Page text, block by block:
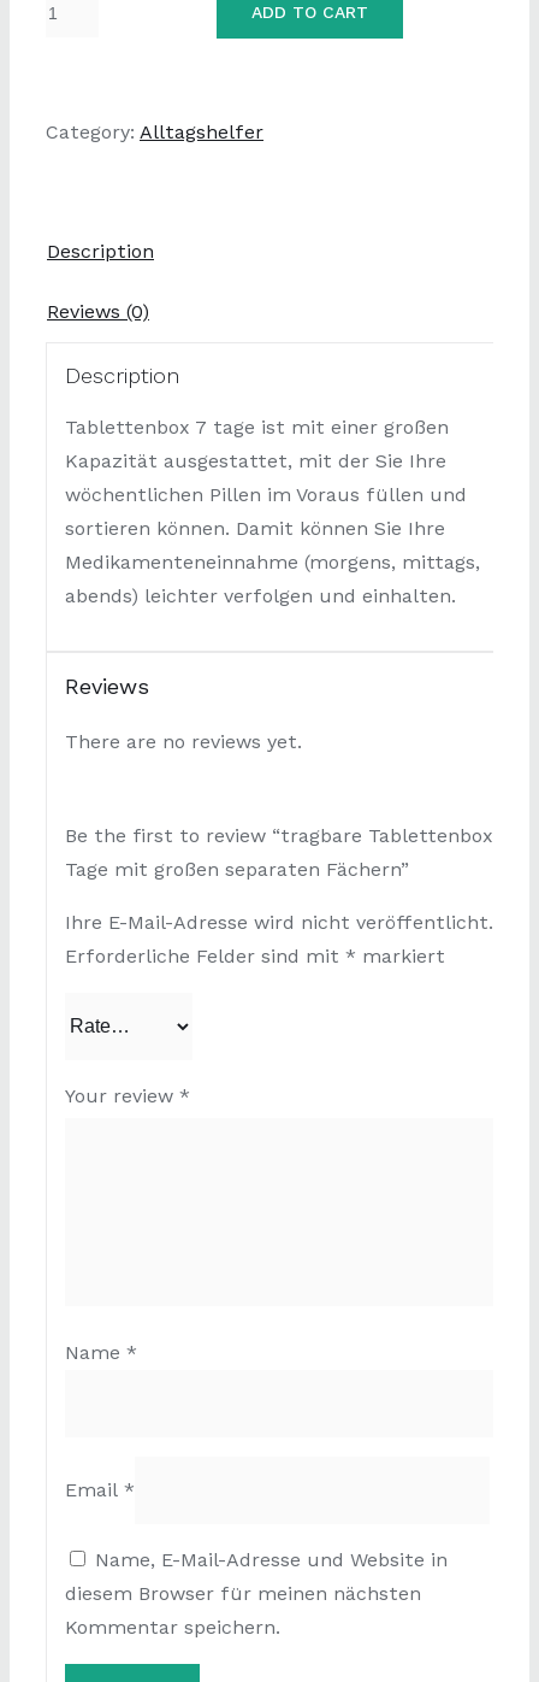
mit
Fächern
ADD TO CART
Category: Alltagshelfer
Description
Reviews (0)
Description
Tablettenbox 7 tage ist mit einer großen
Kapazität ausgestattet, mit der Sie Ihre
wöchentlichen Pillen im Voraus füllen und
sortieren können. Damit können Sie Ihre
Medikamenteneinnahme (morgens, mittags,
abends) leichter verfolgen und einhalten.
Reviews
There are no reviews yet.
Be the first to review “tragbare Tablettenbox 7
Tage mit großen separaten Fächern”
Ihre E-Mail-Adresse wird nicht veröffentlicht.
Erforderliche Felder sind mit * markiert
Your review *
Name *
Email *
Name, E-Mail-Adresse und Website in
diesem Browser für meinen nächsten
Kommentar speichern.